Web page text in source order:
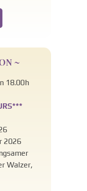
~
18.00h
2026
Walzer,